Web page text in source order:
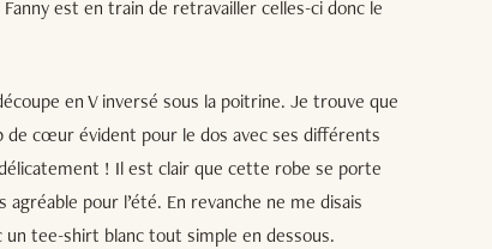
est en train de retravailler celles-ci donc le
en V inversé sous la poitrine. Je trouve que
de cœur évident pour le dos avec ses différents
! Il est clair que cette robe se porte
pour l’été. En revanche ne me disais
un tee-shirt blanc tout simple en dessous.